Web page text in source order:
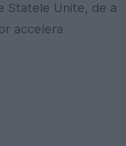
Statele Unite, de a
accelera